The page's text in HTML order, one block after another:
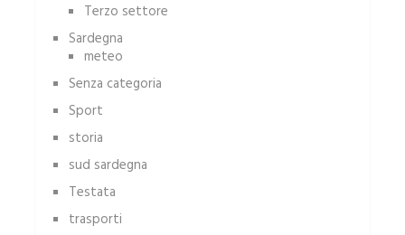
Terzo settore
Sardegna
meteo
Senza categoria
Sport
storia
sud sardegna
Testata
trasporti